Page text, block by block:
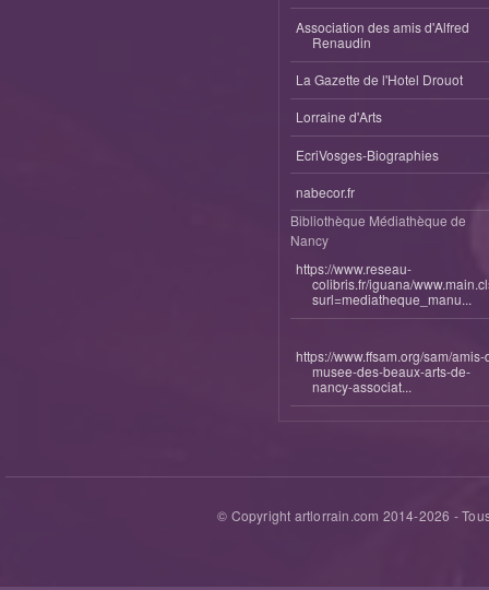
Association des amis d'Alfred
Renaudin
La Gazette de l'Hotel Drouot
Lorraine d'Arts
EcriVosges-Biographies
nabecor.fr
Bibliothèque Médiathèque de
Nancy
https://www.reseau-
colibris.fr/iguana/
surl=mediatheque_manu...
https://www.ffsam.org/sam/amis-
musee-des-beaux-arts-de-
nancy-associat...
© Copyright artlorrain.com 2014-2026 -